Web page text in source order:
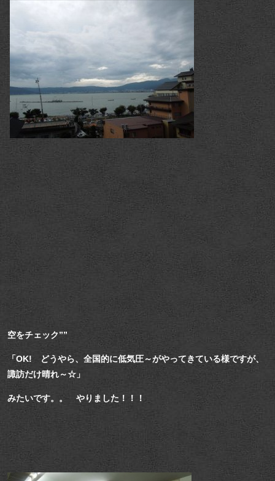
空をチェック””
「OK! どうやら、全国的に低気圧～がやってきている様ですが、
諏訪だけ晴れ～☆」
みたいです。。 やりました！！！